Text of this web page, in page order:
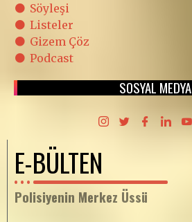
Söyleşi
Listeler
Gizem Çöz
Podcast
SOSYAL MEDYA
E-BÜLTEN
Polisiyenin Merkez Üssü